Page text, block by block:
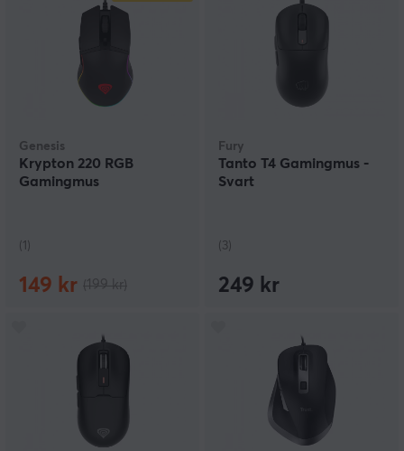
Genesis
Krypton 220 RGB
Gamingmus
(1)
149 kr
Fury
Tanto T4 Gamingmus -
Svart
(3)
249 kr